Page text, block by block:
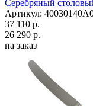
Серебряный
Артикул:
37 110 р.
26 290 р.
на заказ